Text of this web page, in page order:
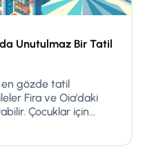
Unutulmaz Bir Tatil
en gözde tatil
Fira ve Oia'daki
Çocuklar için...